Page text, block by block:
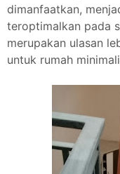
dimanfaatkan,
teroptimalkan pada
merupakan ulasan
untuk rumah